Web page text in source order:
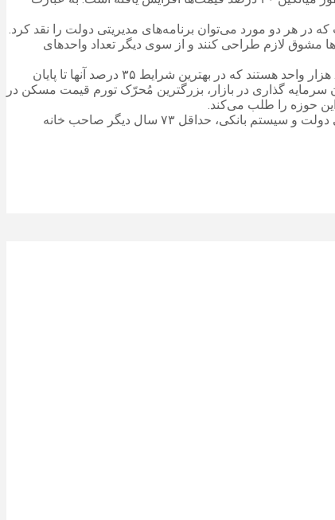
مشوق لازم طراحی کنند و از سوی دیگر تعداد واحدهای
بر اساس آمار رسمی هم اینک بالغ بر ۶ میلیون متقاضی واقعی فاقد مسکن در کشور وجود دارد ولی تعداد واحدهای در حال ساخت کمتر از ۸۰۰ هزار واحد هستند که در بهترین شرایط ۳۵ درصد آنها تا پایان
سرمایه گذاری در بازار، بزرگترین مُحرّک تورم قیمت مسکن در
حوزه را طلب می‌کند.
طبق گزارش‌های رسمی هم اینک قدرت خرید مسکن برای جوانان متقاضی فاقد خانه به حدی کاهش یافته که حتی با استفاده از تسهیلات حمایتی دولت و سیستم بانکی، حداقل ۷۳ سال دیگر صاحب خانه